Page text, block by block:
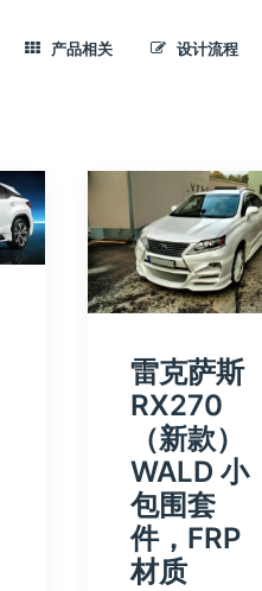
产品相关 设计流程
雷克萨斯
RX270
（新款）
WALD 小
包围套
件，FRP
材质